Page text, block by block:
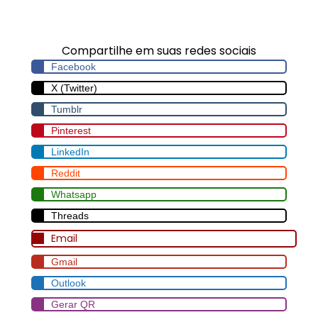
Compartilhe em suas redes sociais
Facebook
X (Twitter)
Tumblr
Pinterest
LinkedIn
Reddit
Whatsapp
Threads
Email
Gmail
Outlook
Gerar QR